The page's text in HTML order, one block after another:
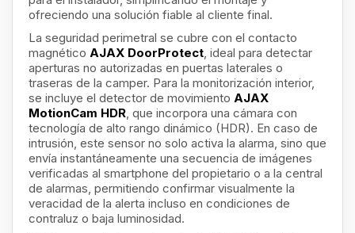
ofreciendo una solución fiable al cliente final.
La seguridad perimetral se cubre con el contacto
magnético AJAX DoorProtect, ideal para detectar
aperturas no autorizadas en puertas laterales o
traseras de la camper. Para la monitorización interior,
se incluye el detector de movimiento AJAX
MotionCam HDR, que incorpora una cámara con
tecnología de alto rango dinámico (HDR). En caso de
intrusión, este sensor no solo activa la alarma, sino que
envía instantáneamente una secuencia de imágenes
verificadas al smartphone del propietario o a la central
de alarmas, permitiendo confirmar visualmente la
veracidad de la alerta incluso en condiciones de
contraluz o baja luminosidad.